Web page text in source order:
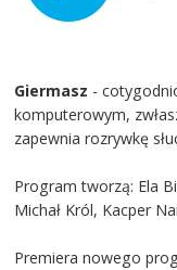
Giermasz -
komputerowym,
zapewnia rozrywkę
Program tworzą: Ela
Michał Król, Kacper
Premiera nowego